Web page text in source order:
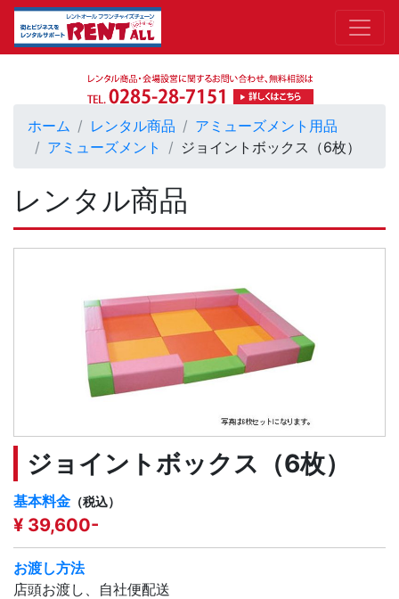
ホーム レンタル商品
アミューズメント用品
アミューズメント
ジョイントボックス（6枚）
レンタル商品
ジョイントボックス（6枚）
基本料金 （税込）
¥ 39,600-
お渡し方法
店頭お渡し、自社便配送